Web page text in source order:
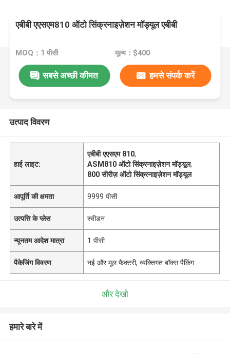
एबीबी एएसएम810 ऑटो सिंक्रनाइज़ेशन मॉड्यूल एबीबी
MOQ：1 पीसी मूल्य：$400
सबसे अच्छी कीमत हमसे संपर्क करें
उत्पाद विवरण
हाई लाइट:
एबीबी एएसएम 810,
ASM810 ऑटो सिंक्रनाइज़ेशन मॉड्यूल,
800 सीरीज़ ऑटो सिंक्रनाइज़ेशन मॉड्यूल
आपूर्ति की क्षमता 9999 पीसी
उत्पत्ति के प्लेस स्वीडन
न्यूनतम आदेश मात्रा 1 पीसी
पैकेजिंग विवरण नई और मूल फैक्टरी, व्यक्तिगत बॉक्स पैकिंग
और देखो
हमारे बारे में